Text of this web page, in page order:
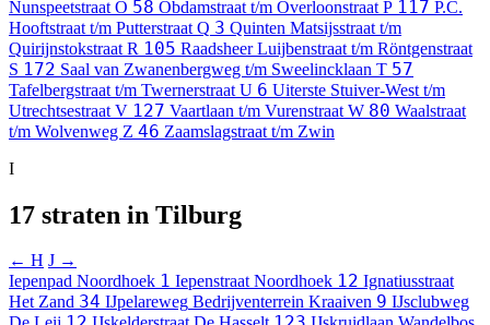
Nunspeetstraat O 58 Obdamstraat t/m Overloonstraat P 117 P.C.
Hooftstraat t/m Putterstraat Q 3 Quinten Matsijsstraat t/m
Quirijnstokstraat R 105 Raadsheer Luijbenstraat t/m Röntgenstraat
S 172 Saal van Zwanenbergweg t/m Sweelincklaan T 57
Tafelbergstraat t/m Twernerstraat U 6 Uiterste Stuiver-West t/m
Utrechtsestraat V 127 Vaartlaan t/m Vurenstraat W 80 Waalstraat
t/m Wolvenweg Z 46 Zaamslagstraat t/m Zwin
I
17 straten in Tilburg
← H J →
Iepenpad Noordhoek 1 Iepenstraat Noordhoek 12 Ignatiusstraat
Het Zand 34 IJpelareweg Bedrijventerrein Kraaiven 9 IJsclubweg